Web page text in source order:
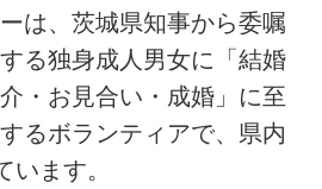
は、茨城県知事から委嘱
る独身成人男女に「結婚
・お見合い・成婚」に至
るボランティアで、県内
います。